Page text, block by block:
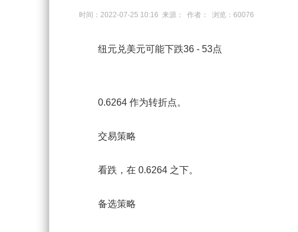
时间：2022-07-25 10:16 来源： 作者： 浏览：60076
纽元兑美元可能下跌36 - 53点
0.6264 作为转折点。
交易策略
看跌，在 0.6264 之下。
备选策略